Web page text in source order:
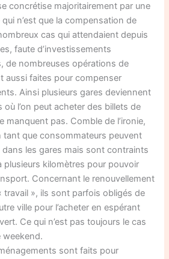
concrétise majoritairement par une
n’est que la compensation de
cas qui attendaient depuis
faute d’investissements
de nombreuses opérations de
aussi faites pour compenser
Ainsi plusieurs gares deviennent
l’on peut acheter des billets de
manquent pas. Comble de l’ironie,
tant que consommateurs peuvent
les gares mais sont contraints
plusieurs kilomètres pour pouvoir
Concernant le renouvellement
travail », ils sont parfois obligés de
ville pour l’acheter en espérant
Ce qui n’est pas toujours le cas
weekend.
sont faits pour